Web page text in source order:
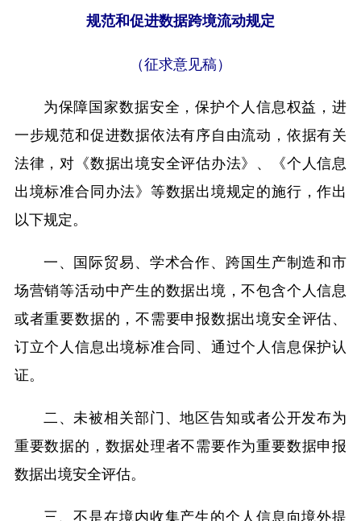
规范和促进数据跨境流动规定
（征求意见稿）
为保障国家数据安全，保护个人信息权益，进
一步规范和促进数据依法有序自由流动，依据有关
法律，对《数据出境安全评估办法》、《个人信息
出境标准合同办法》等数据出境规定的施行，作出
以下规定。
一、国际贸易、学术合作、跨国生产制造和市
场营销等活动中产生的数据出境，不包含个人信息
或者重要数据的，不需要申报数据出境安全评估、
订立个人信息出境标准合同、通过个人信息保护认
证。
二、未被相关部门、地区告知或者公开发布为
重要数据的，数据处理者不需要作为重要数据申报
数据出境安全评估。
三、不是在境内收集产生的个人信息向境外提